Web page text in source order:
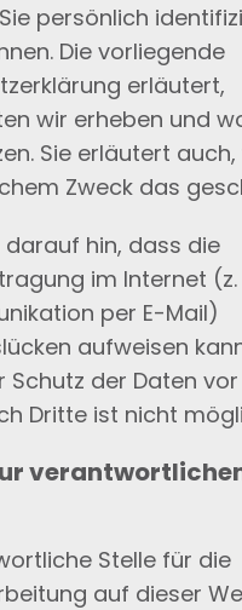
persönlich
Die vorliegende
erläutert,
wir erheben und
Sie erläutert auch,
Zweck das
darauf hin, dass die
im Internet (z.
per E-Mail)
aufweisen
Schutz der Daten
Dritte ist nicht
Stelle für die
auf dieser